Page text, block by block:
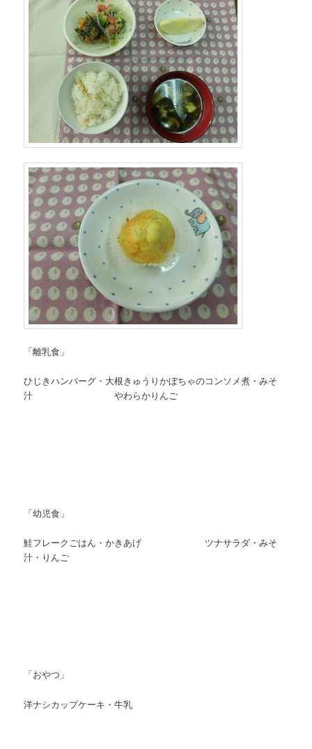
「離乳食」
ひじきハンバーグ・大根きゅうりかぼちゃのコンソメ煮・みそ
汁 やわらかりんご
「幼児食」
鮭フレークごはん・かきあげ ツナサラダ・みそ
汁・りんご
「おやつ」
洋ナシカップケーキ・牛乳